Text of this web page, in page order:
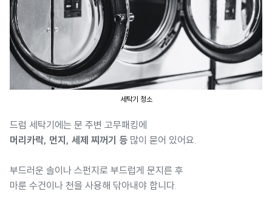
세탁기 청소
드럼 세탁기에는 문 주변 고무패킹에
머리카락, 먼지, 세제 찌꺼기 등 많이 묻어 있어요.
부드러운 솔이나 스펀지로 부드럽게 문지른 후
마룬 수건이나 천을 사용해 닦아내야 합니다.